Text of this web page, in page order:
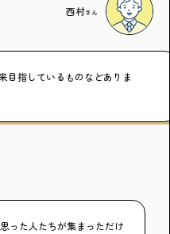
西村さん
目指しているものなどありま
った人たちが集まっただけ